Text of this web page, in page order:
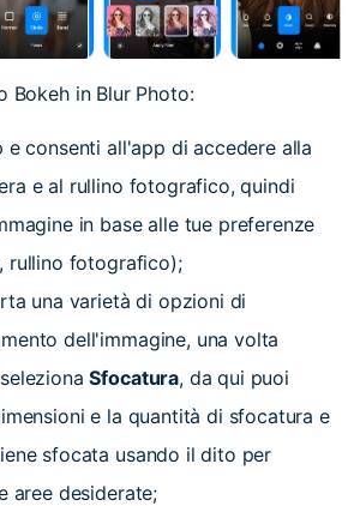
Bokeh in Blur Photo:
e consenti all'app di accedere alla
e al rullino fotografico, quindi
in base alle tue preferenze
rullino fotografico);
una varietà di opzioni di
dell'immagine, una volta
Sfocatura, da qui puoi
e la quantità di sfocatura e
sfocata usando il dito per
aree desiderate;